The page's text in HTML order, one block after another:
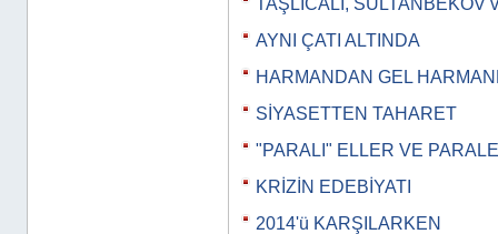
TAŞLICALI, SULTANBEKOV
AYNI ÇATI ALTINDA
HARMANDAN GEL
SİYASETTEN TAHARET
"PARALI" ELLER VE
KRİZİN EDEBİYATI
2014'ü KARŞILARKEN